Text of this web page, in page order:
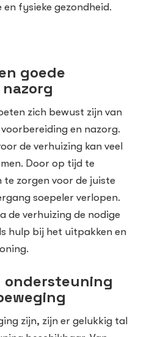
fysieke gezondheid.
goede
zich bewust zijn van
en nazorg.
de verhuizing kan veel
Door op tijd te
te zorgen voor de juiste
soepeler verlopen.
de verhuizing de nodige
hulp bij het uitpakken en
ondersteuning
zijn, zijn er gelukkig tal